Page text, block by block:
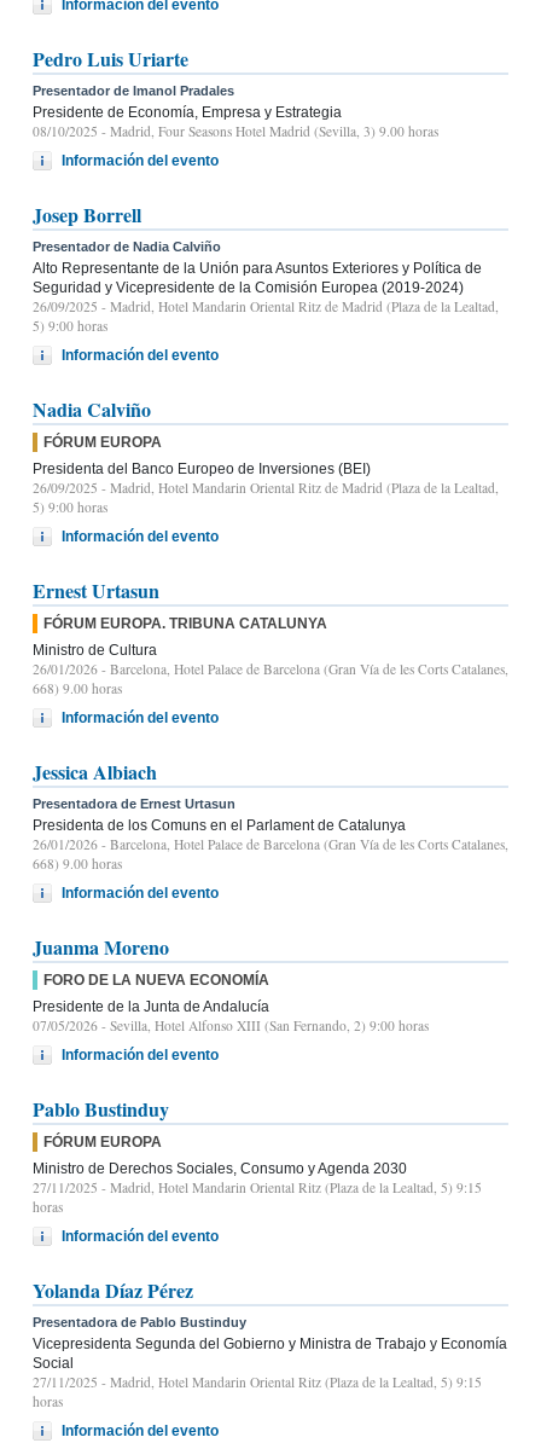
Información del evento
Pedro Luis Uriarte
Presentador de Imanol Pradales
Presidente de Economía, Empresa y Estrategia
08/10/2025 - Madrid, Four Seasons Hotel Madrid (Sevilla, 3) 9.00 horas
Información del evento
Josep Borrell
Presentador de Nadia Calviño
Alto Representante de la Unión para Asuntos Exteriores y Política de
Seguridad y Vicepresidente de la Comisión Europea (2019-2024)
26/09/2025 - Madrid, Hotel Mandarin Oriental Ritz de Madrid (Plaza de la Lealtad,
5) 9:00 horas
Información del evento
Nadia Calviño
FÓRUM EUROPA
Presidenta del Banco Europeo de Inversiones (BEI)
26/09/2025 - Madrid, Hotel Mandarin Oriental Ritz de Madrid (Plaza de la Lealtad,
5) 9:00 horas
Información del evento
Ernest Urtasun
FÓRUM EUROPA. TRIBUNA CATALUNYA
Ministro de Cultura
26/01/2026 - Barcelona, Hotel Palace de Barcelona (Gran Vía de les Corts Catalanes,
668) 9.00 horas
Información del evento
Jessica Albiach
Presentadora de Ernest Urtasun
Presidenta de los Comuns en el Parlament de Catalunya
26/01/2026 - Barcelona, Hotel Palace de Barcelona (Gran Vía de les Corts Catalanes,
668) 9.00 horas
Información del evento
Juanma Moreno
FORO DE LA NUEVA ECONOMÍA
Presidente de la Junta de Andalucía
07/05/2026 - Sevilla, Hotel Alfonso XIII (San Fernando, 2) 9:00 horas
Información del evento
Pablo Bustinduy
FÓRUM EUROPA
Ministro de Derechos Sociales, Consumo y Agenda 2030
27/11/2025 - Madrid, Hotel Mandarin Oriental Ritz (Plaza de la Lealtad, 5) 9:15
horas
Información del evento
Yolanda Díaz Pérez
Presentadora de Pablo Bustinduy
Vicepresidenta Segunda del Gobierno y Ministra de Trabajo y Economía
Social
27/11/2025 - Madrid, Hotel Mandarin Oriental Ritz (Plaza de la Lealtad, 5) 9:15
horas
Información del evento